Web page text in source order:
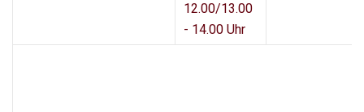
12.00/13.00
- 14.00 Uhr